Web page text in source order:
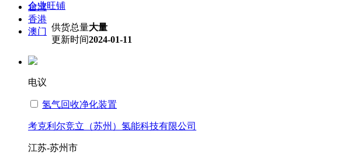
台湾
香港
澳门
企业旺铺
供货总量大量
更新时间2024-01-11
电议
氢气回收净化装置
考克利尔竞立（苏州）氢能科技有限公司
江苏-苏州市